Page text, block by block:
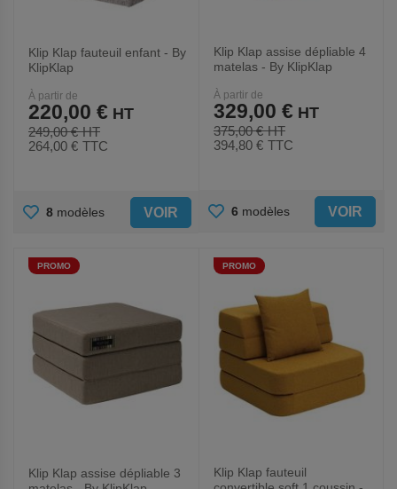
Klip Klap fauteuil enfant - By
KlipKlap
À partir de
249,00 €
220,00 €
264,00 € TTC
AJOUTER
FAVORIS
8 modèles VOIR
Klip Klap assise dépliable 4
matelas - By KlipKlap
À partir de
375,00 €
329,00 €
394,80 € TTC
AJOUTER
FAVORIS
6 modèles VOIR
PROMO
Klip Klap assise dépliable 3
PROMO
Klip Klap fauteuil